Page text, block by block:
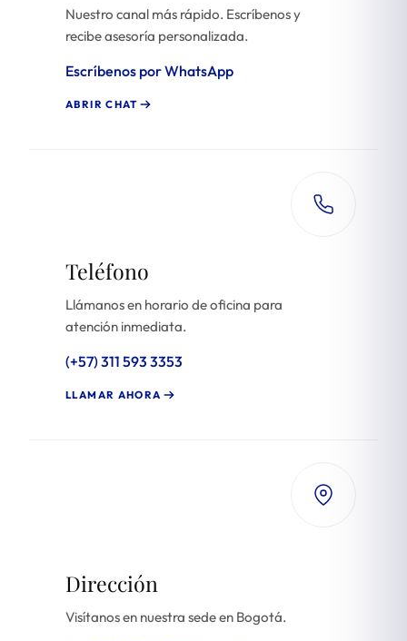
Nuestro canal más rápido. Escríbenos y
recibe asesoría personalizada.
Escríbenos por WhatsApp
ABRIR CHAT
Teléfono
Llámanos en horario de oficina para
atención inmediata.
(+57) 311 593 3353
LLAMAR AHORA
Dirección
Visítanos en nuestra sede en Bogotá.